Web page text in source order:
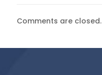
Comments are closed.